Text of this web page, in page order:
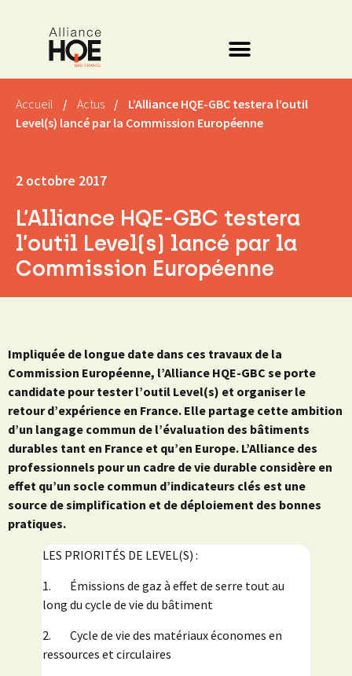
Accueil / Actus /
L’Alliance HQE-GBC testera l’outil
Level(s) lancé par la Commission Européenne
2 octobre 2017
L’Alliance HQE-GBC testera
l’outil Level(s) lancé par la
Commission Européenne
Impliquée de longue date dans ces travaux de la
Commission Européenne, l’Alliance HQE-GBC se porte
candidate pour tester l’outil Level(s) et organiser le
retour d’expérience en France. Elle partage cette ambition
d’un langage commun de l’évaluation des bâtiments
durables tant en France et qu’en Europe. L’Alliance des
professionnels pour un cadre de vie durable considère en
effet qu’un socle commun d’indicateurs clés est une
source de simplification et de déploiement des bonnes
pratiques.
LES PRIORITÉS DE LEVEL(S) :
1. Émissions de gaz à effet de serre tout au
long du cycle de vie du bâtiment
2. Cycle de vie des matériaux économes en
ressources et circulaires